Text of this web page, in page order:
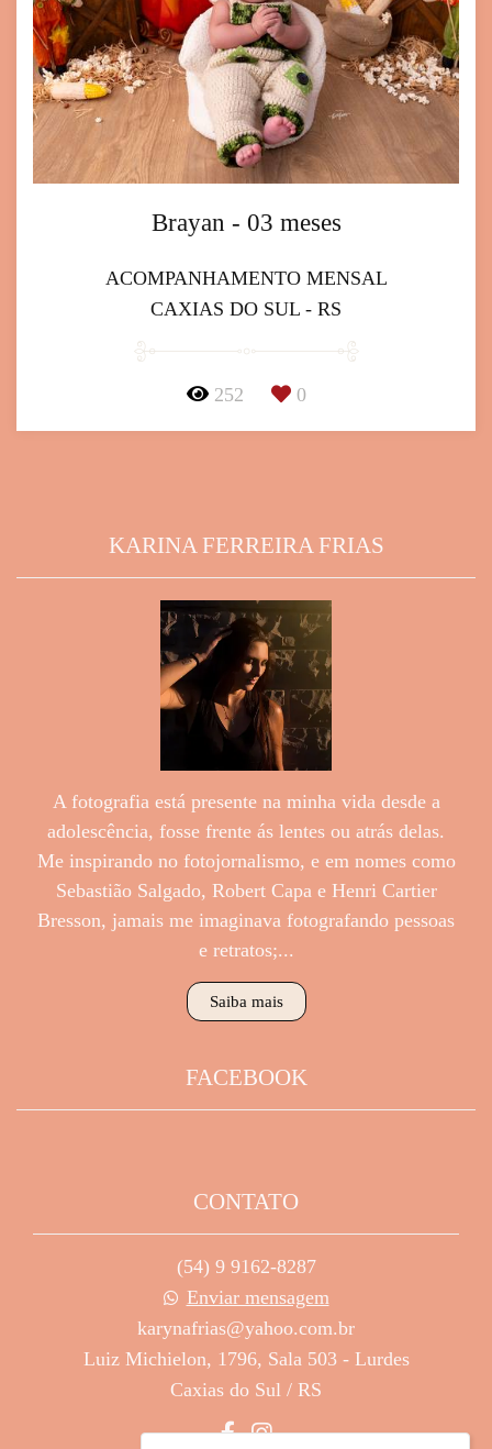
Brayan - 03 meses
ACOMPANHAMENTO MENSAL
CAXIAS DO SUL - RS
252 0
KARINA FERREIRA FRIAS
A fotografia está presente na minha vida desde a
adolescência, fosse frente ás lentes ou atrás delas.
Me inspirando no fotojornalismo, e em nomes como
Sebastião Salgado, Robert Capa e Henri Cartier
Bresson, jamais me imaginava fotografando pessoas
e retratos;...
Saiba mais
FACEBOOK
CONTATO
(54) 9 9162-8287
Enviar mensagem
karynafrias@yahoo.com.br
Luiz Michielon, 1796, Sala 503 - Lurdes
Caxias do Sul / RS